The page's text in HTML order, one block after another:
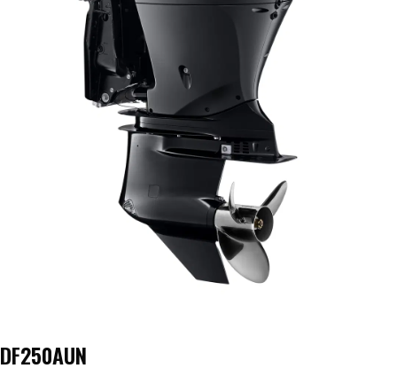
TGB ATV
BÅT OG BÅTMOTOR
Suzuki Båtmotor
Varehenger
DF250AUN